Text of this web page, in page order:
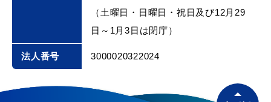
（土曜日・日曜日・祝日及び12月29
日～1月3日は閉庁）
法人番号 3000020322024